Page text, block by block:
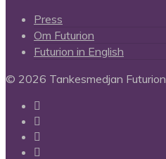
Press
Om Futurion
Futurion in English
© 2026 Tankesmedjan Futurion.
twitter
facebook
linkedin
instagram